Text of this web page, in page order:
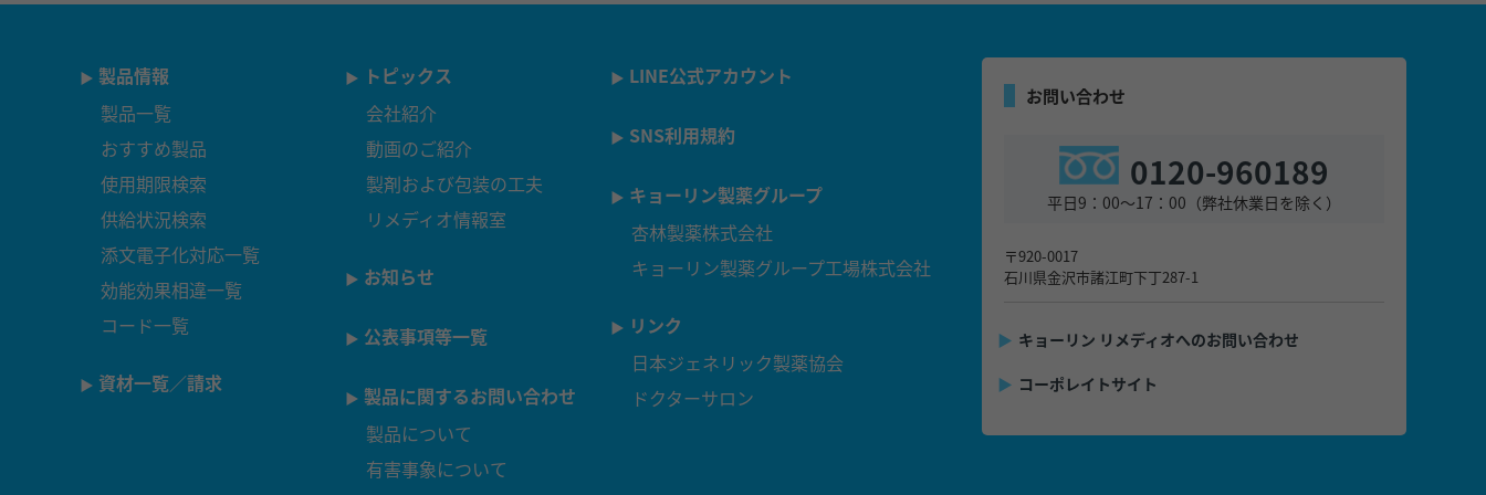
製品情報
製品一覧
おすすめ製品
使用期限検索
供給状況検索
添文電子化対応一覧
効能効果相違一覧
コード一覧
資材一覧／請求
トピックス
会社紹介
動画のご紹介
製剤および包装の工夫
リメディオ情報室
お知らせ
公表事項等一覧
製品に関するお問い合わせ
製品について
有害事象について
LINE公式アカウント
SNS利用規約
キョーリン製薬グループ
杏林製薬株式会社
キョーリン製薬グループ工場株式会社
リンク
日本ジェネリック製薬協会
ドクターサロン
お問い合わせ
0120-960189
平日9：00～17：00（弊社休業日を除く）
〒920-0017
石川県金沢市諸江町下丁287-1
▶ キョーリン リメディオへのお問い合わせ
▶ コーポレイトサイト